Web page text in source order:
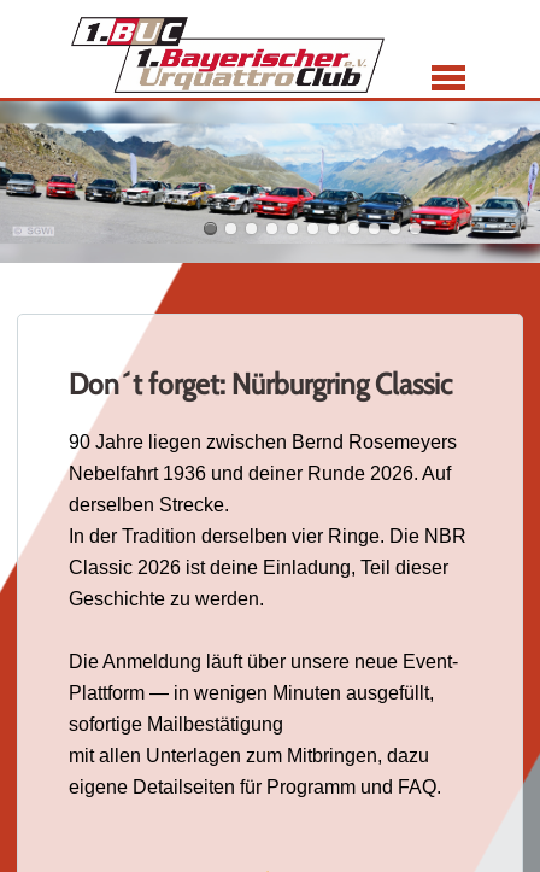
Menü
Don´t forget: Nürburgring Classic
90 Jahre liegen zwischen Bernd Rosemeyers
Nebelfahrt 1936 und deiner Runde 2026. Auf
derselben Strecke.
In der Tradition derselben vier Ringe. Die NBR
Classic 2026 ist deine Einladung, Teil dieser
Geschichte zu werden.
Die Anmeldung läuft über unsere neue Event-
Plattform — in wenigen Minuten ausgefüllt,
sofortige Mailbestätigung
mit allen Unterlagen zum Mitbringen, dazu
eigene Detailseiten für Programm und FAQ.